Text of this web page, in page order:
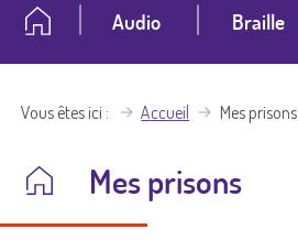
Audio Braille
Vous êtes ici Accueil Mes prisons
Mes prisons